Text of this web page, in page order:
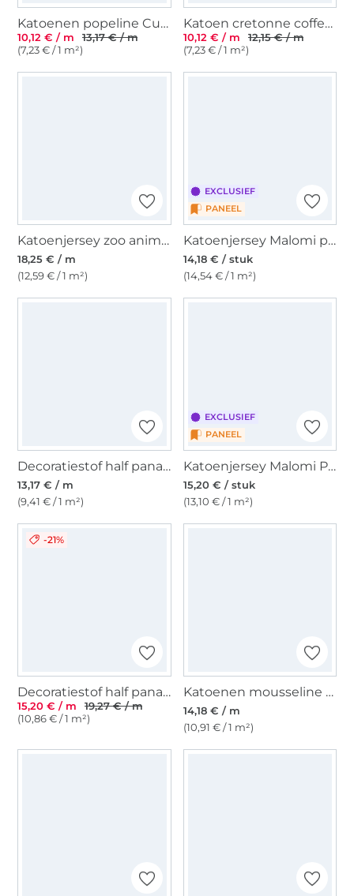
Katoenen popeline Cute Animals, beige
10,12 € / m
13,17 € / m
(7,23 € / 1 m²)
Katoen cretonne coffee break, gebroken wit
10,12 € / m
12,15 € / m
(7,23 € / 1 m²)
Katoenjersey zoo animals, crèmekleurig
18,25 € / m
(12,59 € / 1 m²)
EXCLUSIEF
PANEEL
Katoenjersey Malomi paneel draak huid blauw 150 x 65 cm
14,18 € / stuk
(14,54 € / 1 m²)
Decoratiestof half panama Cats Life, naturel
13,17 € / m
(9,41 € / 1 m²)
EXCLUSIEF
PANEEL
Katoenjersey Malomi Paneel Unicorn Sterrenhemel, donkerblauw 145 x 80cm
15,20 € / stuk
(13,10 € / 1 m²)
-21%
Decoratiestof half panama schattige katten, digitale print
15,20 € / m
19,27 € / m
(10,86 € / 1 m²)
Katoenen mousseline double gauze Butterfly Dream, gebroken wit
14,18 € / m
(10,91 € / 1 m²)